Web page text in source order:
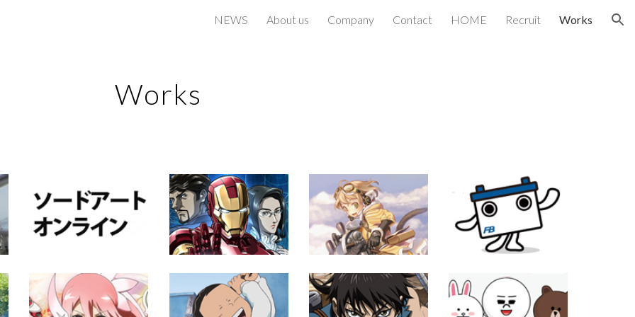
Skip to navigation
NEWS About us Company Contact HOME Recruit Works
Works